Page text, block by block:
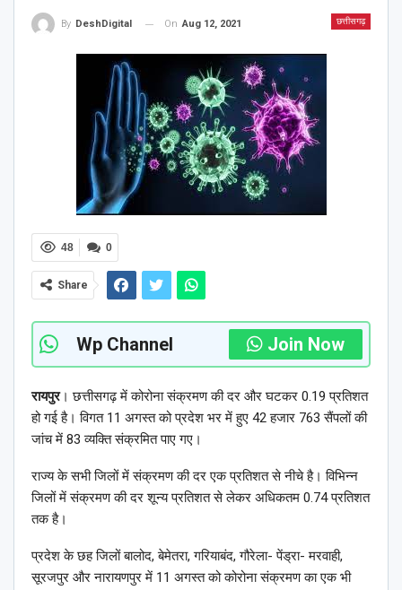
छत्तीसगढ़
By DeshDigital On Aug 12, 2021
0
48
Share
Wp Channel Join Now
रायपुर। छत्तीसगढ़ में कोरोना संक्रमण की दर और घटकर 0.19 प्रतिशत
हो गई है। विगत 11 अगस्त को प्रदेश भर में हुए 42 हजार 763 सैंपलों की
जांच में 83 व्यक्ति संक्रमित पाए गए।
राज्य के सभी जिलों में संक्रमण की दर एक प्रतिशत से नीचे है। विभिन्न
जिलों में संक्रमण की दर शून्य प्रतिशत से लेकर अधिकतम 0.74 प्रतिशत
तक है।
प्रदेश के छह जिलों बालोद, बेमेतरा, गरियाबंद, गौरेला- पेंड्रा- मरवाही,
सूरजपुर और नारायणपुर में 11 अगस्त को कोरोना संक्रमण का एक भी